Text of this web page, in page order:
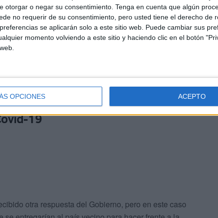
otorgar o negar su consentimiento. Tenga en cuenta que algún
no requerir de su consentimiento, pero usted tiene el derecho de
se aplicarán solo a este sitio web. Puede cambiar sus
momento volviendo a este sitio y haciendo clic en el botón
OPCIONES ACEPTO
a lo dispuesto en la Convención de Naciones
rotunda: “Los dos países estamos de acuerdo en que
19
otra respuesta del Gobierno, pero en este caso